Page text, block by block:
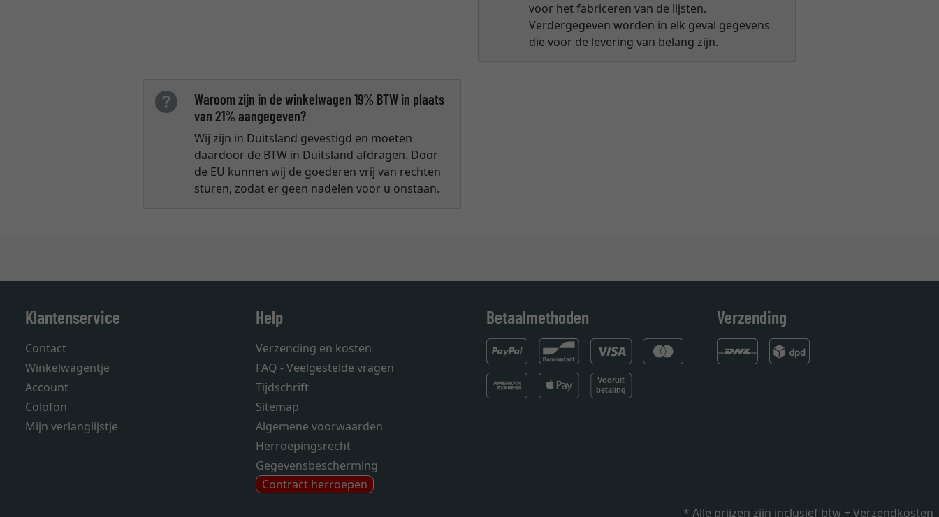
voor het fabriceren van de lijsten.
Verdergegeven worden in elk geval gegevens
die voor de levering van belang zijn.
Waroom zijn in de winkelwagen 19% BTW in plaats
van 21% aangegeven?
Wij zijn in Duitsland gevestigd en moeten
daardoor de BTW in Duitsland afdragen. Door
de EU kunnen wij de goederen vrij van rechten
sturen, zodat er geen nadelen voor u onstaan.
Klantenservice
Contact
Winkelwagentje
Account
Colofon
Mijn verlanglijstje
Help
Verzending en kosten
FAQ - Veelgestelde vragen
Tijdschrift
Sitemap
Algemene voorwaarden
Herroepingsrecht
Gegevensbescherming
Contract herroepen
Betaalmethoden Verzending
* Alle prijzen zijn inclusief btw +Verzendkosten